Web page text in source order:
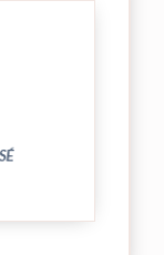
sont